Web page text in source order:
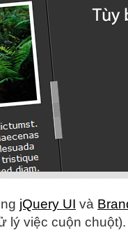
jQuery UI và
lý việc cuộn